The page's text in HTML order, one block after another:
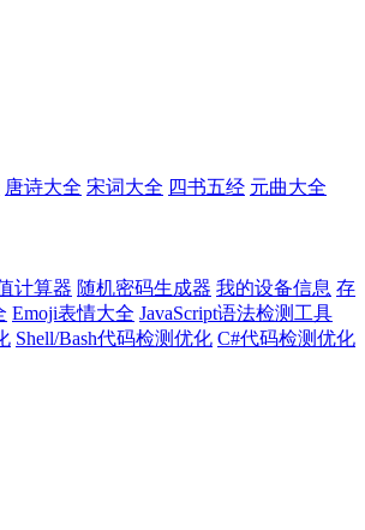
唐诗大全 宋词大全 四书五经 元曲大全
计算器 随机密码生成器 我的设备信息 存
Emoji表情大全 JavaScript语法检测工具
Shell/Bash代码检测优化 C#代码检测优化